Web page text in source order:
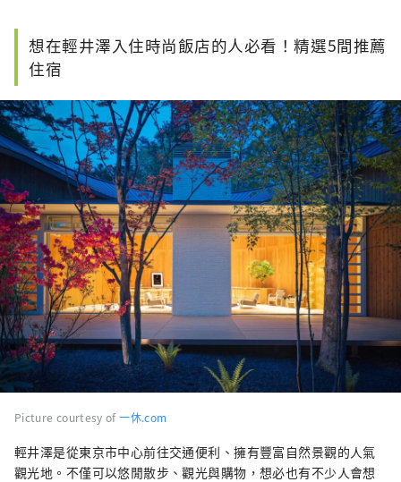
想在輕井澤入住時尚飯店的人必看！精選5間推薦
住宿
Picture courtesy of一休.com
輕井澤是從東京市中心前往交通便利、擁有豐富自然景觀的人氣
觀光地。不僅可以悠閒散步、觀光與購物，想必也有不少人會想